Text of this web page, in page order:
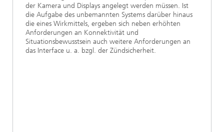
der Kamera und Displays angelegt werden müssen. Ist
die Aufgabe des unbemannten Systems darüber hinaus
die eines Wirkmittels, ergeben sich neben erhöhten
Anforderungen an Konnektivität und
Situationsbewusstsein auch weitere Anforderungen an
das Interface u. a. bzgl. der Zündsicherheit.